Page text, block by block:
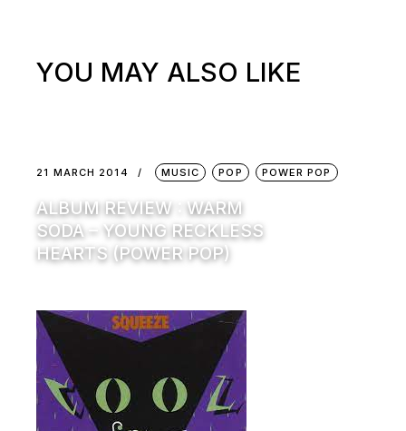
YOU MAY ALSO LIKE
21 MARCH 2014 MUSIC POP POWER POP
ALBUM REVIEW : WARM
SODA – YOUNG RECKLESS
HEARTS (POWER POP)